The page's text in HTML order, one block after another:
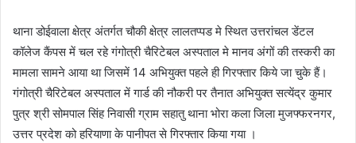
थाना डोईवाला क्षेत्र अंतर्गत चौकी क्षेत्र लालतप्पड मे स्थित उत्तरांचल डेंटल
कॉलेज कैंपस में चल रहे गंगोत्री चैरिटेबल अस्पताल मे मानव अंगों की तस्करी का
मामला सामने आया था जिसमें 14 अभियुक्त पहले ही गिरफ्तार किये जा चुके हैं।
गंगोत्री चैरिटेबल अस्पताल में गार्ड की नौकरी पर तैनात अभियुक्त सत्येंद्र कुमार
पुत्र श्री सोमपाल सिंह निवासी ग्राम सहातु थाना भोरा कला जिला मुजफ्फरनगर,
उत्तर प्रदेश को हरियाणा के पानीपत से गिरफ्तार किया गया ।